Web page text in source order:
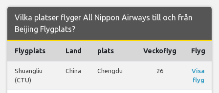
Vilka platser flyger All Nippon Airways till och från
Beijing Flygplats?
Flygplats Land plats Veckoflyg Flyg
Shuangliu
(CTU)
China Chengdu 26
Visa
flyg